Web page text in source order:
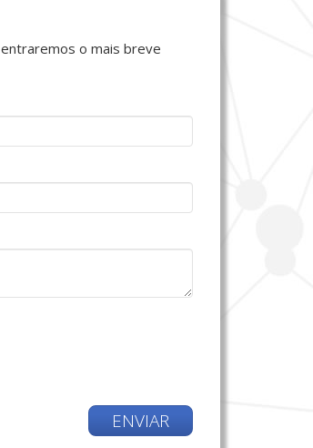
o mais breve
ENVIAR